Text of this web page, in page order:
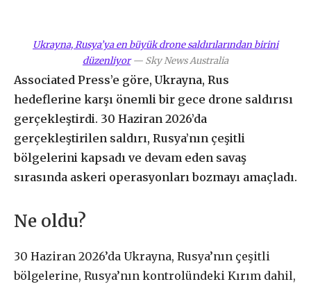
Ukrayna, Rusya’ya en büyük drone saldırılarından birini
düzenliyor— Sky News Australia
Associated Press’e göre, Ukrayna, Rus
hedeflerine karşı önemli bir gece drone saldırısı
gerçekleştirdi. 30 Haziran 2026’da
gerçekleştirilen saldırı, Rusya’nın çeşitli
bölgelerini kapsadı ve devam eden savaş
sırasında askeri operasyonları bozmayı amaçladı.
Ne oldu?
30 Haziran 2026’da Ukrayna, Rusya’nın çeşitli
bölgelerine, Rusya’nın kontrolündeki Kırım dahil,